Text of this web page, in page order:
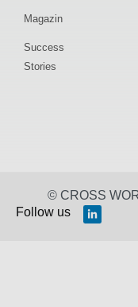
Magazin
Success
Stories
© CROSS
Follow us